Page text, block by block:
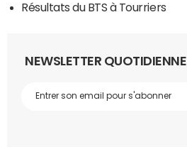
Résultats du BTS à Tourriers
NEWSLETTER QUOTIDIENNE